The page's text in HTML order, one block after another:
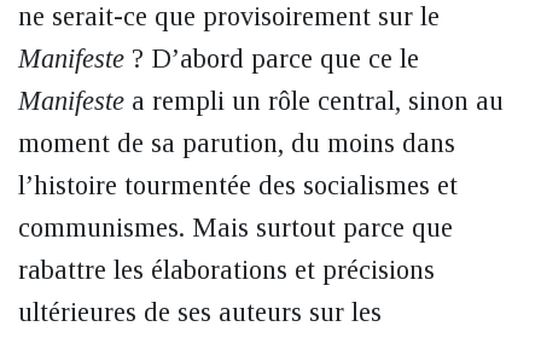
ne serait-ce que provisoirement sur le
Manifeste ? D’abord parce que ce le
Manifeste a rempli un rôle central, sinon au
moment de sa parution, du moins dans
l’histoire tourmentée des socialismes et
communismes. Mais surtout parce que
rabattre les élaborations et précisions
ultérieures de ses auteurs sur les